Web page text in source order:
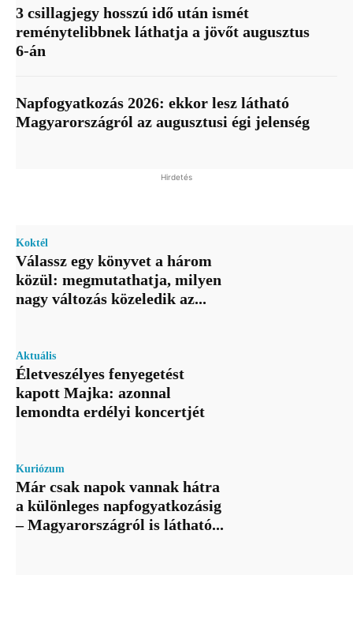
3 csillagjegy hosszú idő után ismét
reménytelibbnek láthatja a jövőt augusztus
6-án
Napfogyatkozás 2026: ekkor lesz látható
Magyarországról az augusztusi égi jelenség
Hirdetés
Koktél
Válassz egy könyvet a három
közül: megmutathatja, milyen
nagy változás közeledik az...
Aktuális
Életveszélyes fenyegetést
kapott Majka: azonnal
lemondta erdélyi koncertjét
Kuriózum
Már csak napok vannak hátra
a különleges napfogyatkozásig
– Magyarországról is látható...